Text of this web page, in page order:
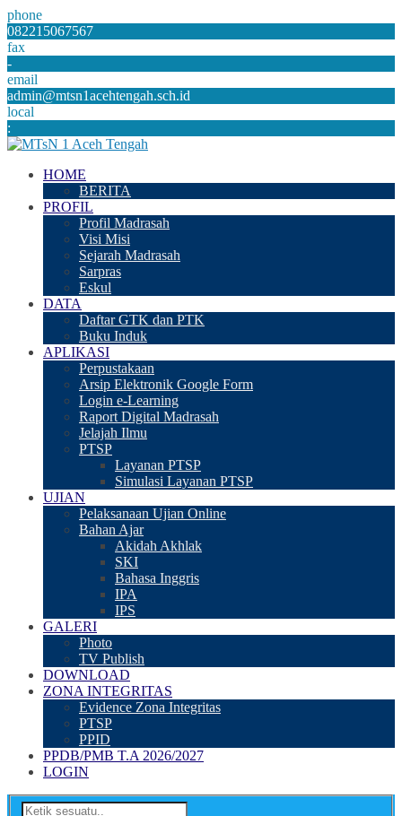
phone
082215067567
fax
-
email
admin@mtsn1acehtengah.sch.id
local
:
HOME
BERITA
PROFIL
Profil Madrasah
Visi Misi
Sejarah Madrasah
Sarpras
Eskul
DATA
Daftar GTK dan PTK
Buku Induk
APLIKASI
Perpustakaan
Arsip Elektronik Google Form
Login e-Learning
Raport Digital Madrasah
Jelajah Ilmu
PTSP
Layanan PTSP
Simulasi Layanan PTSP
UJIAN
Pelaksanaan Ujian Online
Bahan Ajar
Akidah Akhlak
SKI
Bahasa Inggris
IPA
IPS
GALERI
Photo
TV Publish
DOWNLOAD
ZONA INTEGRITAS
Evidence Zona Integritas
PTSP
PPID
PPDB/PMB T.A 2026/2027
LOGIN